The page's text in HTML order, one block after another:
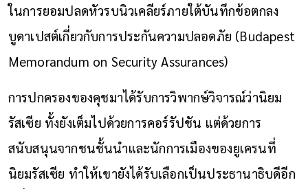
ในการยอมปลดหัวรบนิวเคลียร์ภายใต้บันทึกข้อตกลง
บูดาเปสต์เกี่ยวกับการประกันความปลอดภัย (Budapest
Memorandum on Security Assurances)
การปกครองของคุชมาได้รับการวิพากษ์วิจารณ์ว่านิยม
รัสเซีย ทั้งยังเต็มไปด้วยการคอร์รัปชัน แต่ด้วยการ
สนับสนุนจากชนชั้นนำและนักการเมืองของยูเครนที่
นิยมรัสเซีย ทำให้เขายังได้รับเลือกเป็นประธานาธิบดีอีก